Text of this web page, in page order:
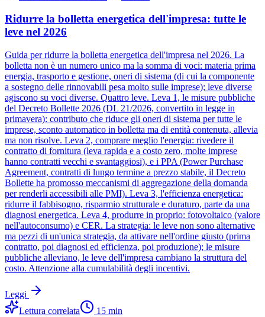
Ridurre la bolletta energetica dell'impresa: tutte le
leve nel 2026
Guida per ridurre la bolletta energetica dell'impresa nel 2026. La
bolletta non è un numero unico ma la somma di voci: materia prima
energia, trasporto e gestione, oneri di sistema (di cui la componente
a sostegno delle rinnovabili pesa molto sulle imprese); leve diverse
agiscono su voci diverse. Quattro leve. Leva 1, le misure pubbliche
del Decreto Bollette 2026 (DL 21/2026, convertito in legge in
primavera): contributo che riduce gli oneri di sistema per tutte le
imprese, sconto automatico in bolletta ma di entità contenuta, allevia
ma non risolve. Leva 2, comprare meglio l'energia: rivedere il
contratto di fornitura (leva rapida e a costo zero, molte imprese
hanno contratti vecchi e svantaggiosi), e i PPA (Power Purchase
Agreement, contratti di lungo termine a prezzo stabile, il Decreto
Bollette ha promosso meccanismi di aggregazione della domanda
per renderli accessibili alle PMI). Leva 3, l'efficienza energetica:
ridurre il fabbisogno, risparmio strutturale e duraturo, parte da una
diagnosi energetica. Leva 4, produrre in proprio: fotovoltaico (valore
nell'autoconsumo) e CER. La strategia: le leve non sono alternative
ma pezzi di un'unica strategia, da attivare nell'ordine giusto (prima
contratto, poi diagnosi ed efficienza, poi produzione); le misure
pubbliche alleviano, le leve dell'impresa cambiano la struttura del
costo. Attenzione alla cumulabilità degli incentivi.
Leggi
Lettura correlata
15 min